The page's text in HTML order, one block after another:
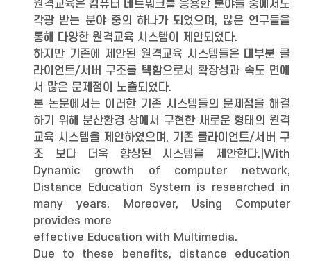
원격교육은 컴퓨터 네트워크를 응용한 분야들 중에서도
각광 받는 분야 중의 하나가 되었으며, 많은 연구들을
통해 다양한 원격교육 시스템이 제안되었다.
하지만 기존에 제안된 원격교육 시스템들은 대부분 클
라이언트/서버 구조를 택함으로서 확장성과 속도 면에
서 많은 문제점이 노출되었다.
본 논문에서는 이러한 기존 시스템들의 문제점을 해결
하기 위해 분산환경 상에서 구현한 새로운 형태의 원격
교육 시스템을 제안하였으며, 기존 클라이언트/서버 구
조 보다 더욱 향상된 시스템을 제안한다.|With
Dynamic growth of computer network,
Distance Education System is researched in
many years. Moreover, Using Computer
provides more
effective Education with Multimedia.
Due to these benefits, distance education